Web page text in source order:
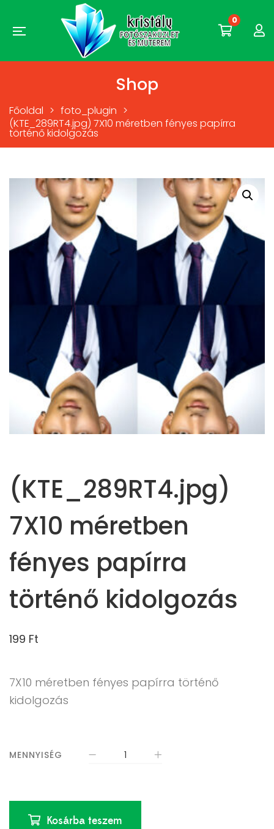
0
Shop
Főoldal > foto_plugin >
(KTE_289RT4.jpg) 7X10 méretben fényes papírra
történő kidolgozás
(KTE_289RT4.jpg)
7X10 méretben
fényes papírra
történő kidolgozás
199 Ft
7X10 méretben fényes papírra történő
kidolgozás
MENNYISÉG
Kosárba teszem